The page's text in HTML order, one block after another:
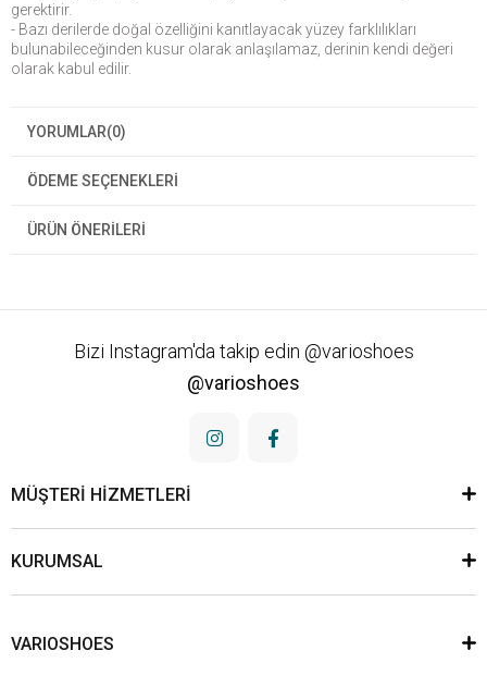
gerektirir.
- Bazı derilerde doğal özelliğini kanıtlayacak yüzey farklılıkları
bulunabileceğinden kusur olarak anlaşılamaz, derinin kendi değeri
olarak kabul edilir.
YORUMLAR(0)
ÖDEME SEÇENEKLERI
ÜRÜN ÖNERILERI
Bizi Instagram'da takip edin @varioshoes
@varioshoes
MÜŞTERİ HİZMETLERİ
KURUMSAL
VARIOSHOES